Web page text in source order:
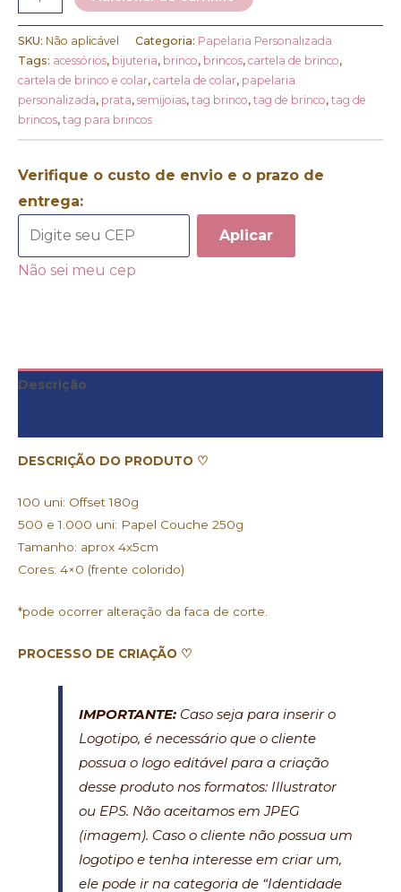
SKU: Não aplicável Categoria: Papelaria Personalizada
Tags: acessórios, bijuteria, brinco, brincos, cartela de brinco,
cartela de brinco e colar, cartela de colar, papelaria
personalizada, prata, semijoias, tag brinco, tag de brinco, tag de
brincos, tag para brincos
Verifique o custo de envio e o prazo de
entrega:
Aplicar
Não sei meu cep
Descrição
DESCRIÇÃO DO PRODUTO ♡
100 uni: Offset 180g
500 e 1.000 uni: Papel Couche 250g
Tamanho: aprox 4x5cm
Cores: 4×0 (frente colorido)
*pode ocorrer alteração da faca de corte.
PROCESSO DE CRIAÇÃO ♡
IMPORTANTE: Caso seja para inserir o
Logotipo, é necessário que o cliente
possua o logo editável para a criação
desse produto nos formatos: Illustrator
ou EPS. Não aceitamos em JPEG
(imagem). Caso o cliente não possua um
logotipo e tenha interesse em criar um,
ele pode ir na categoria de “Identidade